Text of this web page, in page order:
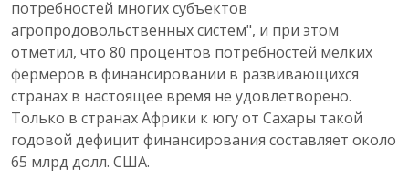
потребностей многих субъектов
агропродовольственных систем", и при этом
отметил, что 80 процентов потребностей мелких
фермеров в финансировании в развивающихся
странах в настоящее время не удовлетворено.
Только в странах Африки к югу от Сахары такой
годовой дефицит финансирования составляет около
65 млрд долл. США.